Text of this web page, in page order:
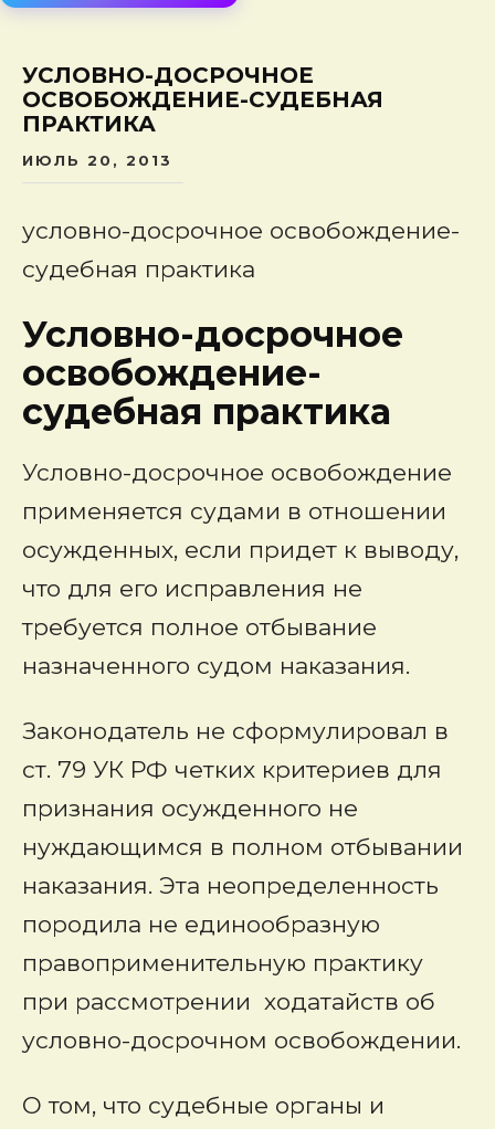
УСЛОВНО-ДОСРОЧНОЕ
ОСВОБОЖДЕНИЕ-СУДЕБНАЯ
ПРАКТИКА
ИЮЛЬ 20, 2013
условно-досрочное освобождение-
судебная практика
Условно-досрочное
освобождение-
судебная практика
Условно-досрочное освобождение
применяется судами в отношении
осужденных, если придет к выводу,
что для его исправления не
требуется полное отбывание
назначенного судом наказания.
Законодатель не сформулировал в
ст. 79 УК РФ четких критериев для
признания осужденного не
нуждающимся в полном отбывании
наказания. Эта неопределенность
породила не единообразную
правоприменительную практику
при рассмотрении ходатайств об
условно-досрочном освобождении.
О том, что судебные органы и